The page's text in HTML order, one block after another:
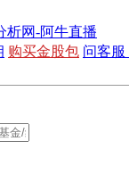
购买金股包 问客服